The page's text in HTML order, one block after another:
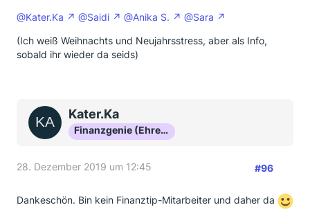
@Kater.Ka
@Saidi @Anika S.
@Sara
(Ich weiß Weihnachts und Neujahrsstress, aber als Info,
sobald ihr wieder da seids)
Kater.Ka
Finanzgenie (Ehrenmitglied)
28. Dezember 2019 um 12:45 #96
Dankeschön. Bin kein Finanztip-Mitarbeiter und daher da